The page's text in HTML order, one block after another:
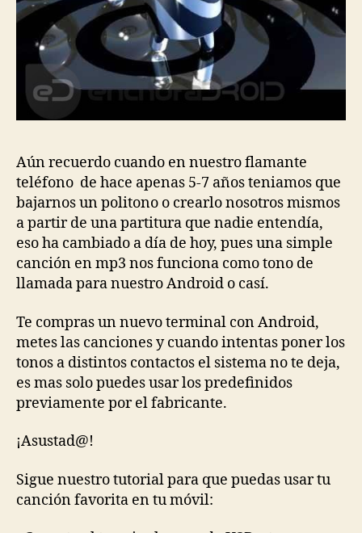
Aún recuerdo cuando en nuestro flamante
teléfono de hace apenas 5-7 años teniamos que
bajarnos un politono o crearlo nosotros mismos
a partir de una partitura que nadie entendía,
eso ha cambiado a día de hoy, pues una simple
canción en mp3 nos funciona como tono de
llamada para nuestro Android o casí.
Te compras un nuevo terminal con Android,
metes las canciones y cuando intentas poner los
tonos a distintos contactos el sistema no te deja,
es mas solo puedes usar los predefinidos
previamente por el fabricante.
¡Asustad@!
Sigue nuestro tutorial para que puedas usar tu
canción favorita en tu móvil: